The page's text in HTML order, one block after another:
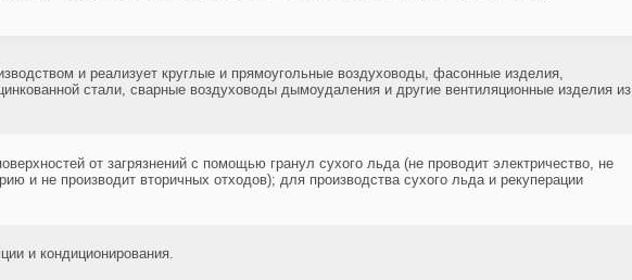
и реализует круглые и прямоугольные воздуховоды, фасонные изделия,
стали, сварные воздуховоды дымоудаления и другие вентиляционные изделия из
от загрязнений с помощью гранул сухого льда (не проводит электричество, не
и не производит вторичных отходов); для производства сухого льда и рекуперации
и кондиционирования.